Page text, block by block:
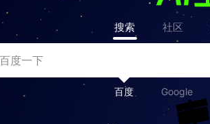
搜索 社区
百度 Google